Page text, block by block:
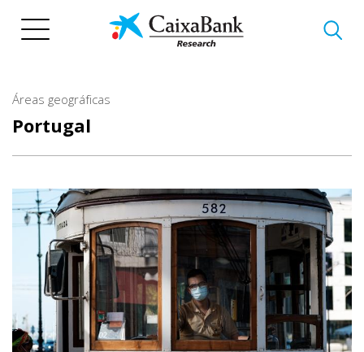
Áreas geográficas
Portugal